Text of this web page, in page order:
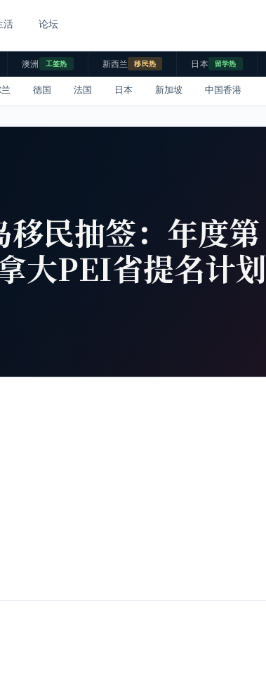
活 论坛
澳洲 工签热 新西兰 移民热 日本 留学热
德国 法国 日本 新加坡 中国香港
民抽签：年度第
大PEI省提名计划